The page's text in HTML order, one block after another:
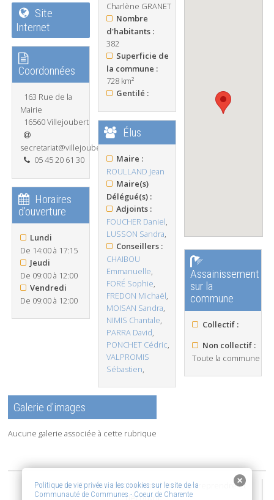
Site
Internet
Coordonnées
163 Rue de la
Mairie
16560 Villejoubert
secretariat@villejoubert.fr
05 45 20 61 30
Horaires
d'ouverture
Lundi
De 14:00 à 17:15
Jeudi
De 09:00 à 12:00
Vendredi
De 09:00 à 12:00
Charlène GRANET
Nombre
d'habitants :
382
Superficie de
la commune :
728 km²
Gentilé :
Élus
Maire :
ROULLAND Jean
Maire(s)
Délégué(s) :
Adjoints :
FOUCHER Daniel,
LUSSON Sandra,
Conseillers :
CHAIBOU
Emmanuelle,
FORÉ Sophie,
FREDON Michaël,
MOISAN Sandra,
NIMIS Chantale,
PARRA David,
PONCHET Cédric,
VALPROMIS
Sébastien,
Assainissement
sur la
commune
Collectif :
Non collectif :
Toute la commune
Galerie d'images
Aucune galerie associée à cette rubrique
2015-2026 © Coeur de Charente | Vivre, entreprendre et
découvrir
Politique de vie privée via les cookies sur le site de la
Communauté de Communes - Coeur de Charente